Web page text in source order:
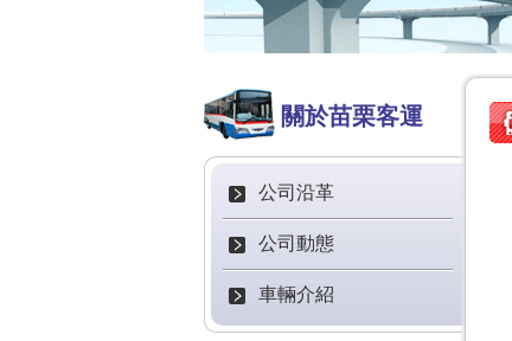
關於苗栗客運
公司沿革
公司動態
車輛介紹